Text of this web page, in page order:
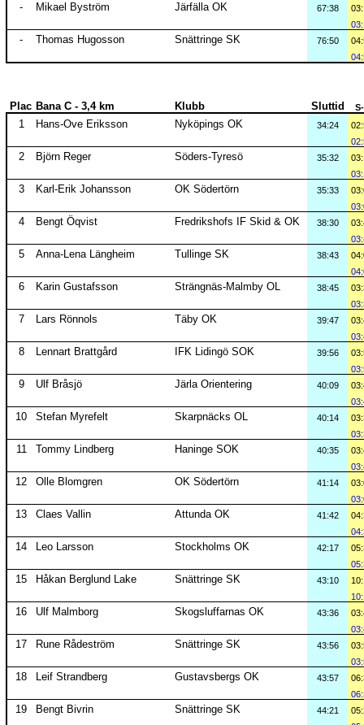
- Mikael Byström Järfälla OK 67:38
- Thomas Hugosson Snättringe SK 76:50
Plac Bana C - 3,4 km Klubb Sluttid
1 Hans-Ove Eriksson Nyköpings OK 34:24
2 Björn Reger Söders-Tyresö 35:32
3 Karl-Erik Johansson OK Södertörn 35:33
4 Bengt Öqvist Fredrikshofs IF Skid & OK 38:30
5 Anna-Lena Längheim Tullinge SK 38:43
6 Karin Gustafsson Strängnäs-Malmby OL 38:45
7 Lars Rönnols Täby OK 39:47
8 Lennart Brattgård IFK Lidingö SOK 39:56
9 Ulf Bråsjö Järla Orientering 40:09
10 Stefan Myrefelt Skarpnäcks OL 40:14
11 Tommy Lindberg Haninge SOK 40:35
12 Olle Blomgren OK Södertörn 41:14
13 Claes Vallin Attunda OK 41:42
14 Leo Larsson Stockholms OK 42:17
15 Håkan Berglund Lake Snättringe SK 43:10
16 Ulf Malmborg Skogsluffarnas OK 43:36
17 Rune Rådeström Snättringe SK 43:56
18 Leif Strandberg Gustavsbergs OK 43:57
19 Bengt Bivrin Snättringe SK 44:21